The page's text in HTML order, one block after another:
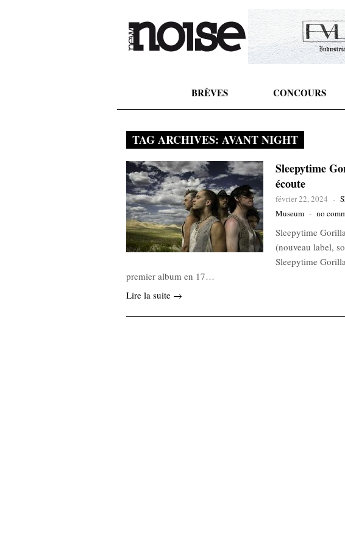
BRÈVES CONCOURS
TAG ARCHIVES: AVANT NIGHT
Sleepytime
écoute
février 22, 2024 -
Museum - no
Sleepytime
(nouveau label,
Sleepytime
premier album en 17…
Lire la suite →